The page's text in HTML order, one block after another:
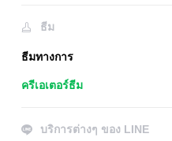
ธีม
ธีมทางการ
ครีเอเตอร์ธีม
บริการต่างๆ ของ LINE